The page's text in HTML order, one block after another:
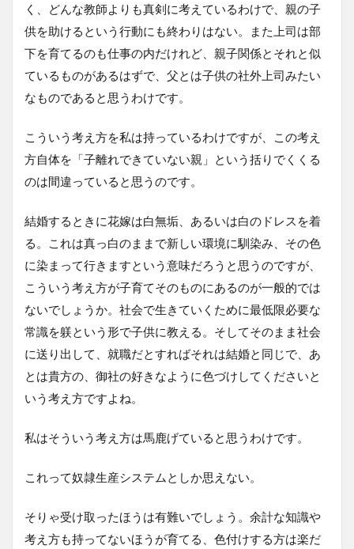
く、どんな教師よりも真剣に考えているわけで、親の子
供を助けるという行動にも終わりはない。また上司は部
下を育てるのも仕事の内だけれど、親子関係とそれと似
ているものがあるはずで、父とは子供の社外上司みたい
なものであると思うわけです。
こういう考え方を私は持っているわけですが、この考え
方自体を「子離れできていない親」という括りでくくる
のは間違っていると思うのです。
結婚するときに花嫁は白無垢、あるいは白のドレスを着
る。これは真っ白のままで新しい環境に馴染み、その色
に染まって行きますという意味だろうと思うのですが、
こういう考え方が子育てそのものにあるのが一般的では
ないでしょうか。社会で生きていくために最低限必要な
常識を躾という形で子供に教える。そしてそのまま社会
に送り出して、就職だとすればそれは結婚と同じで、あ
とは貴方の、御社の好きなように色づけしてくださいと
いう考え方ですよね。
私はそういう考え方は馬鹿げていると思うわけです。
これって奴隷生産システムとしか思えない。
そりゃ受け取ったほうは有難いでしょう。余計な知識や
考え方も持ってないほうが育てる、色付けする方は楽だ